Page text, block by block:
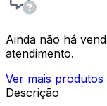
Ainda não há
atendimento.
Ver mais
Descrição